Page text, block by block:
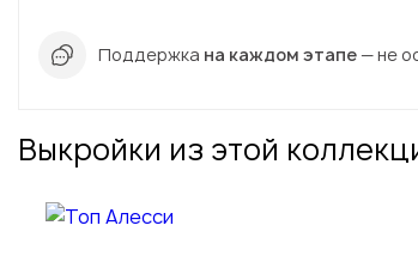
Поддержка на каждом этапе — не
Выкройки из этой